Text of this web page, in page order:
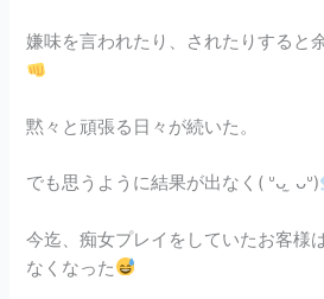
嫌味を言われたり、されたりすると
黙々と頑張る日々が続いた。
でも思うように結果が出なく( ᐡᴗ ̫ ᴗᐡ)
今迄、痴女プレイをしていたお客様
なくなった